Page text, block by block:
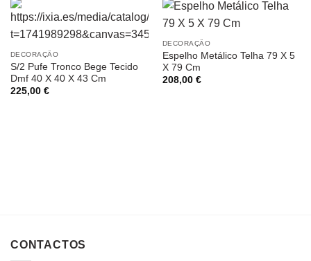
DECORAÇÃO
S/2 Pufe Tronco Bege Tecido
Dmf 40 X 40 X 43 Cm
225,00 €
DECORAÇÃO
Espelho Metálico Telha 79 X 5
X 79 Cm
208,00 €
CONTACTOS